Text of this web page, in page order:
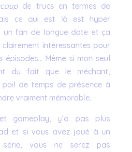
de trucs en termes de
ce qui est là est hyper
un fan de longue date et ça
intéressantes pour
épisodes… Même si mon seul
du fait que le méchant,
de temps de présence à
vraiment mémorable.
gameplay, y’a pas plus
et si vous avez joué à un
vous ne serez pas